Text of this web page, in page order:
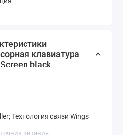
клавиатура
black
Технология связи Wings
питания